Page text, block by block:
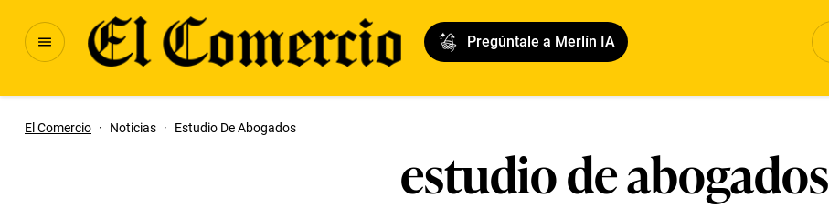
Pregúntale a Merlín IA
El Comercio · Noticias · Estudio De Abogados
estudio de abogados